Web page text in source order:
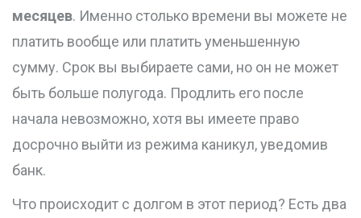
месяцев. Именно столько времени вы можете не
платить вообще или платить уменьшенную
сумму. Срок вы выбираете сами, но он не может
быть больше полугода. Продлить его после
начала невозможно, хотя вы имеете право
досрочно выйти из режима каникул, уведомив
банк.
Что происходит с долгом в этот период? Есть два